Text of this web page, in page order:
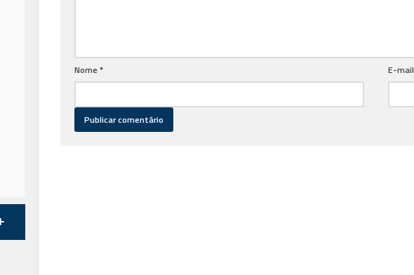
Nome * E-